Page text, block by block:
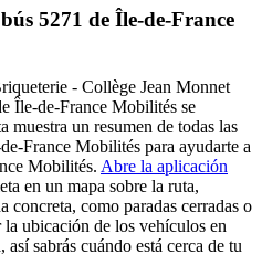
5271 de Île-de-France
- Collège Jean Monnet
Île-de-France Mobilités se
muestra un resumen de todas las
France Mobilités para ayudarte a
Mobilités. Abre la aplicación
en un mapa sobre la ruta,
concreta, como paradas cerradas o
la ubicación de los vehículos en
sabrás cuándo está cerca de tu